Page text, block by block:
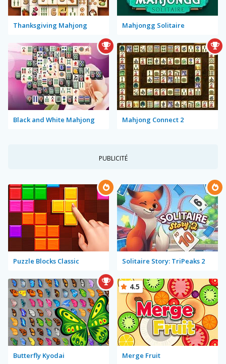
Thanksgiving Mahjong Mahjongg Solitaire
Black and White Mahjong Mahjong Connect 2
PUBLICITÉ
Puzzle Blocks Classic Solitaire Story: TriPeaks 2
Butterfly Kyodai Merge Fruit
4.5